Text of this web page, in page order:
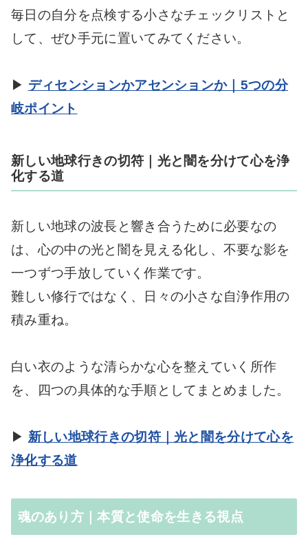
毎日の自分を点検する小さなチェックリストと
して、ぜひ手元に置いてみてください。
▶ ディセンションかアセンションか｜5つの分
岐ポイント
新しい地球行きの切符｜光と闇を分けて心を浄
化する道
新しい地球の波長と響き合うために必要なの
は、心の中の光と闇を見える化し、不要な影を
一つずつ手放していく作業です。
難しい修行ではなく、日々の小さな自浄作用の
積み重ね。
白い衣のような清らかな心を整えていく所作
を、四つの具体的な手順としてまとめました。
▶ 新しい地球行きの切符｜光と闇を分けて心を
浄化する道
魂のあり方｜本質と使命を生きる視点